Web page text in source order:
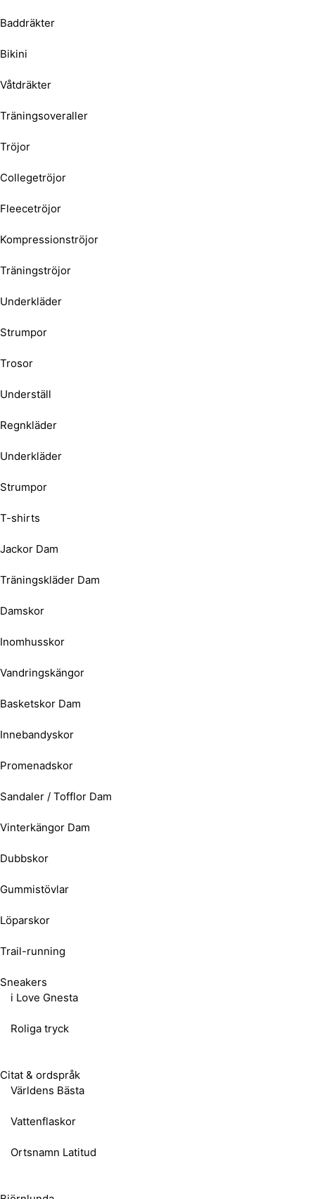
Baddräkter
Bikini
Våtdräkter
Träningsoveraller
Tröjor
Collegetröjor
Fleecetröjor
Kompressionströjor
Träningströjor
Underkläder
Strumpor
Trosor
Underställ
Regnkläder
Underkläder
Strumpor
T-shirts
Jackor Dam
Träningskläder Dam
Damskor
Inomhusskor
Vandringskängor
Basketskor Dam
Innebandyskor
Promenadskor
Sandaler / Tofflor Dam
Vinterkängor Dam
Dubbskor
Gummistövlar
Löparskor
Trail-running
Sneakers
i Love Gnesta
Roliga tryck
Citat & ordspråk
Världens Bästa
Vattenflaskor
Ortsnamn Latitud